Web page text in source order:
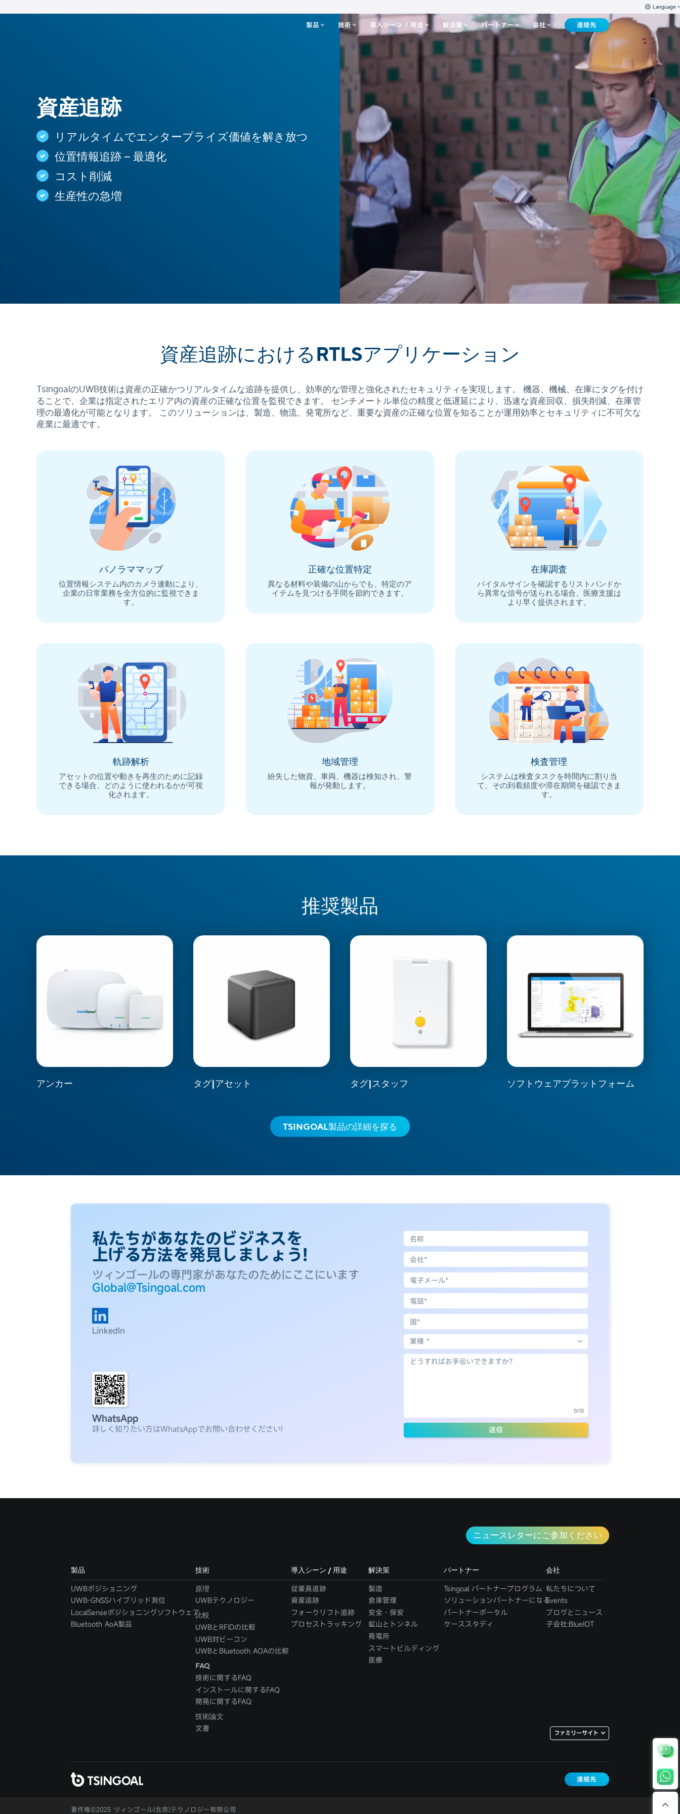
Language
製品 技術 導入シーン / 用途 解決策 パートナー 会社 連絡先
資産追跡
リアルタイムでエンタープライズ価値を解き放つ
位置情報追跡 – 最適化
コスト削減
生産性の急増
資産追跡におけるRTLSアプリケーション
TsingoalのUWB技術は資産の正確かつリアルタイムな追跡を提供し、効率的な管理と強化されたセキュリティを実現します。 機器、機械、在庫にタグを付け
ることで、企業は指定されたエリア内の資産の正確な位置を監視できます。 センチメートル単位の精度と低遅延により、迅速な資産回収、損失削減、在庫管
理の最適化が可能となります。 このソリューションは、製造、物流、発電所など、重要な資産の正確な位置を知ることが運用効率とセキュリティに不可欠な
産業に最適です。
パノラママップ
位置情報システム内のカメラ連動により、
企業の日常業務を全方位的に監視できま
す。
正確な位置特定
異なる材料や装備の山からでも、特定のア
イテムを見つける手間を節約できます。
在庫調査
バイタルサインを確認するリストバンドか
ら異常な信号が送られる場合、医療支援は
より早く提供されます。
軌跡解析
アセットの位置や動きを再生のために記録
できる場合、どのように使われるかが可視
化されます。
地域管理
紛失した物資、車両、機器は検知され、警
報が発動します。
検査管理
システムは検査タスクを時間内に割り当
て、その到着頻度や滞在期間を確認できま
す。
推奨製品
アンカー タグ|アセット タグ|スタッフ ソフトウェアプラットフォーム
TSINGOAL製品の詳細を探る
私たちがあなたのビジネスを
上げる方法を発見しましょう!
ツィンゴールの専門家があなたのためにここにいます
Global@Tsingoal.com
LinkedIn
WhatsApp
詳しく知りたい方はWhatsAppでお問い合わせください!
業種 *
0/10
送信
ニュースレターにご参加ください
製品
UWBポジショニング
UWB-GNSSハイブリッド測位
LocalSenseポジショニングソフトウェア
Bluetooth AoA製品
技術
原理
UWBテクノロジー
比較
UWBとRFIDの比較
UWB対ビーコン
UWBとBluetooth AOAの比較
FAQ
技術に関するFAQ
インストールに関するFAQ
開発に関するFAQ
技術論文
文書
導入シーン / 用途
従業員追跡
資産追跡
フォークリフト追跡
プロセストラッキング
解決策
製造
倉庫管理
安全・保安
鉱山とトンネル
発電所
スマートビルディング
医療
パートナー
Tsingoal パートナープログラム
ソリューションパートナーになる
パートナーポータル
ケーススタディ
会社
私たちについて
Events
ブログとニュース
子会社:BlueIOT
ファミリーサイト
連絡先
著作権©2025 ツィンゴール(北京)テクノロジー有限公司